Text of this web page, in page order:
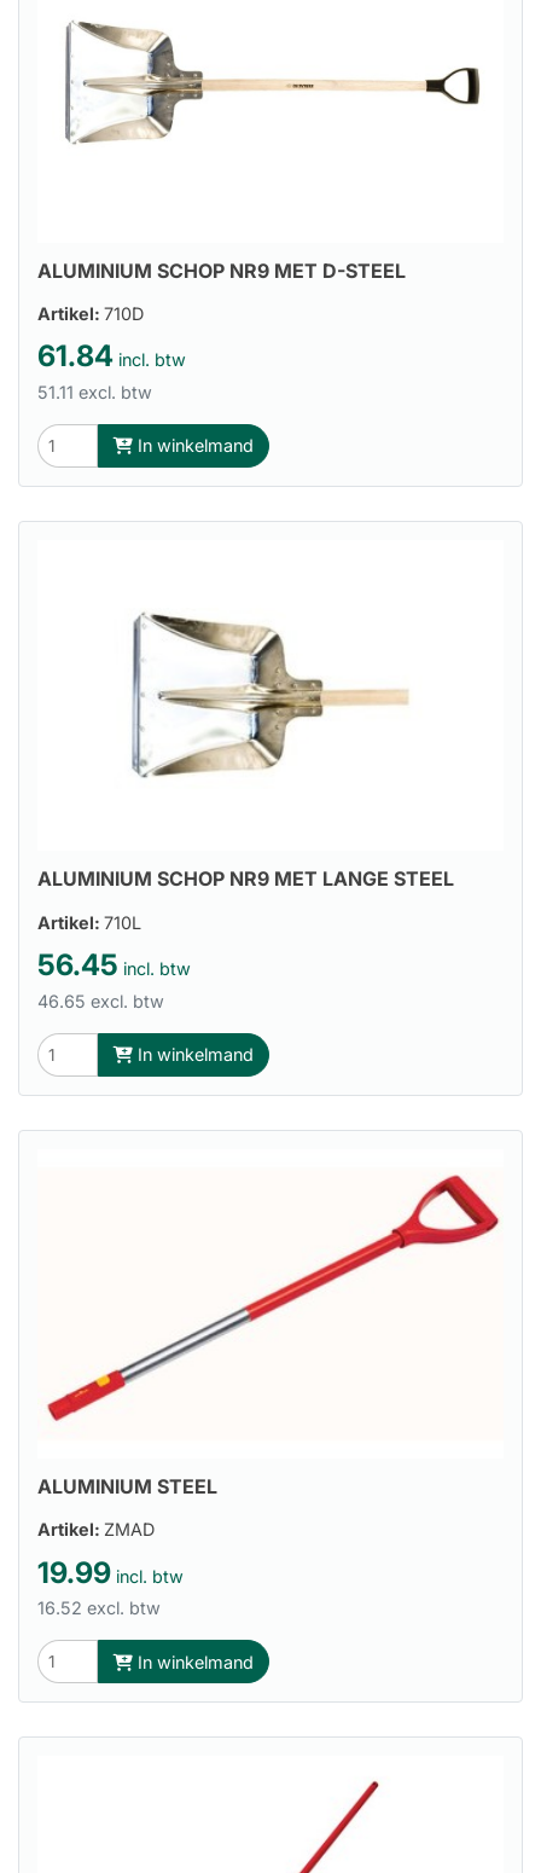
ALUMINIUM SCHOP NR9 MET D-STEEL
Artikel: 710D
61.84 incl. btw
51.11 excl. btw
In winkelmand
ALUMINIUM SCHOP NR9 MET LANGE STEEL
Artikel: 710L
56.45 incl. btw
46.65 excl. btw
In winkelmand
ALUMINIUM STEEL
Artikel: ZMAD
19.99 incl. btw
16.52 excl. btw
In winkelmand